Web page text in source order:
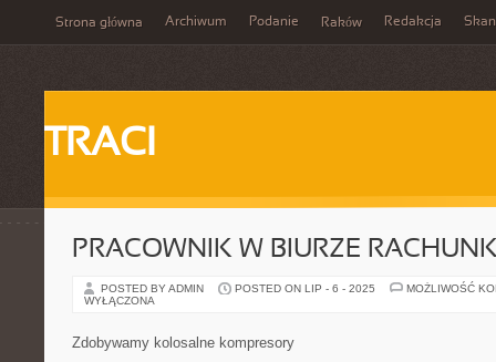
Strona główna Archiwum Podanie Raków Redakcja
TRACI
PRACOWNIK W BIURZE
POSTED BY ADMIN POSTED ON LIP - 6 - 2025
MOŻLIWOŚĆ
WYŁĄCZONA
Zdobywamy kolosalne kompresory